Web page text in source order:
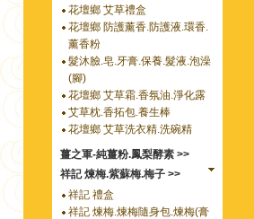
花壇鄉 艾草禮盒
花壇鄉 防護薰香.防護液.環香.
薰香粉
髮沐臉.皂.牙膏.保養.髮液.泡澡
(腳)
花壇鄉 艾草霜.香氛油.淨化露
艾草枕.香拓包.養生棒
花壇鄉 艾草洗衣精.洗碗精
薑之軍-純薑粉.鳳梨酵素 >>
祥記 煉梅.紫蘇梅.梅子 >>
祥記 禮盒
祥記 煉梅.煉梅隨身包.煉梅(膏